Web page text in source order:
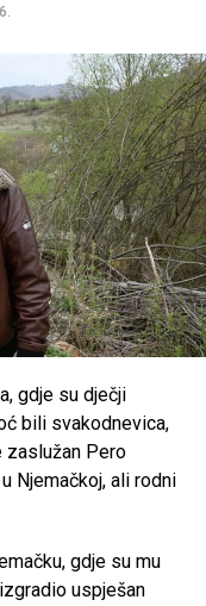
do Portofina
koje će trajati tri
Share
gdje su dječji
bili svakodnevica,
zaslužan Pero
Njemačkoj, ali rodni
gdje su mu
uspješan